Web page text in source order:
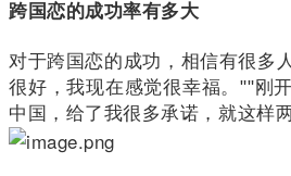
跨国恋的成功率有多大
对于跨国恋的成功，相信有很多
很好，我现在感觉很幸福。""刚
中国，给了我很多承诺，就这样